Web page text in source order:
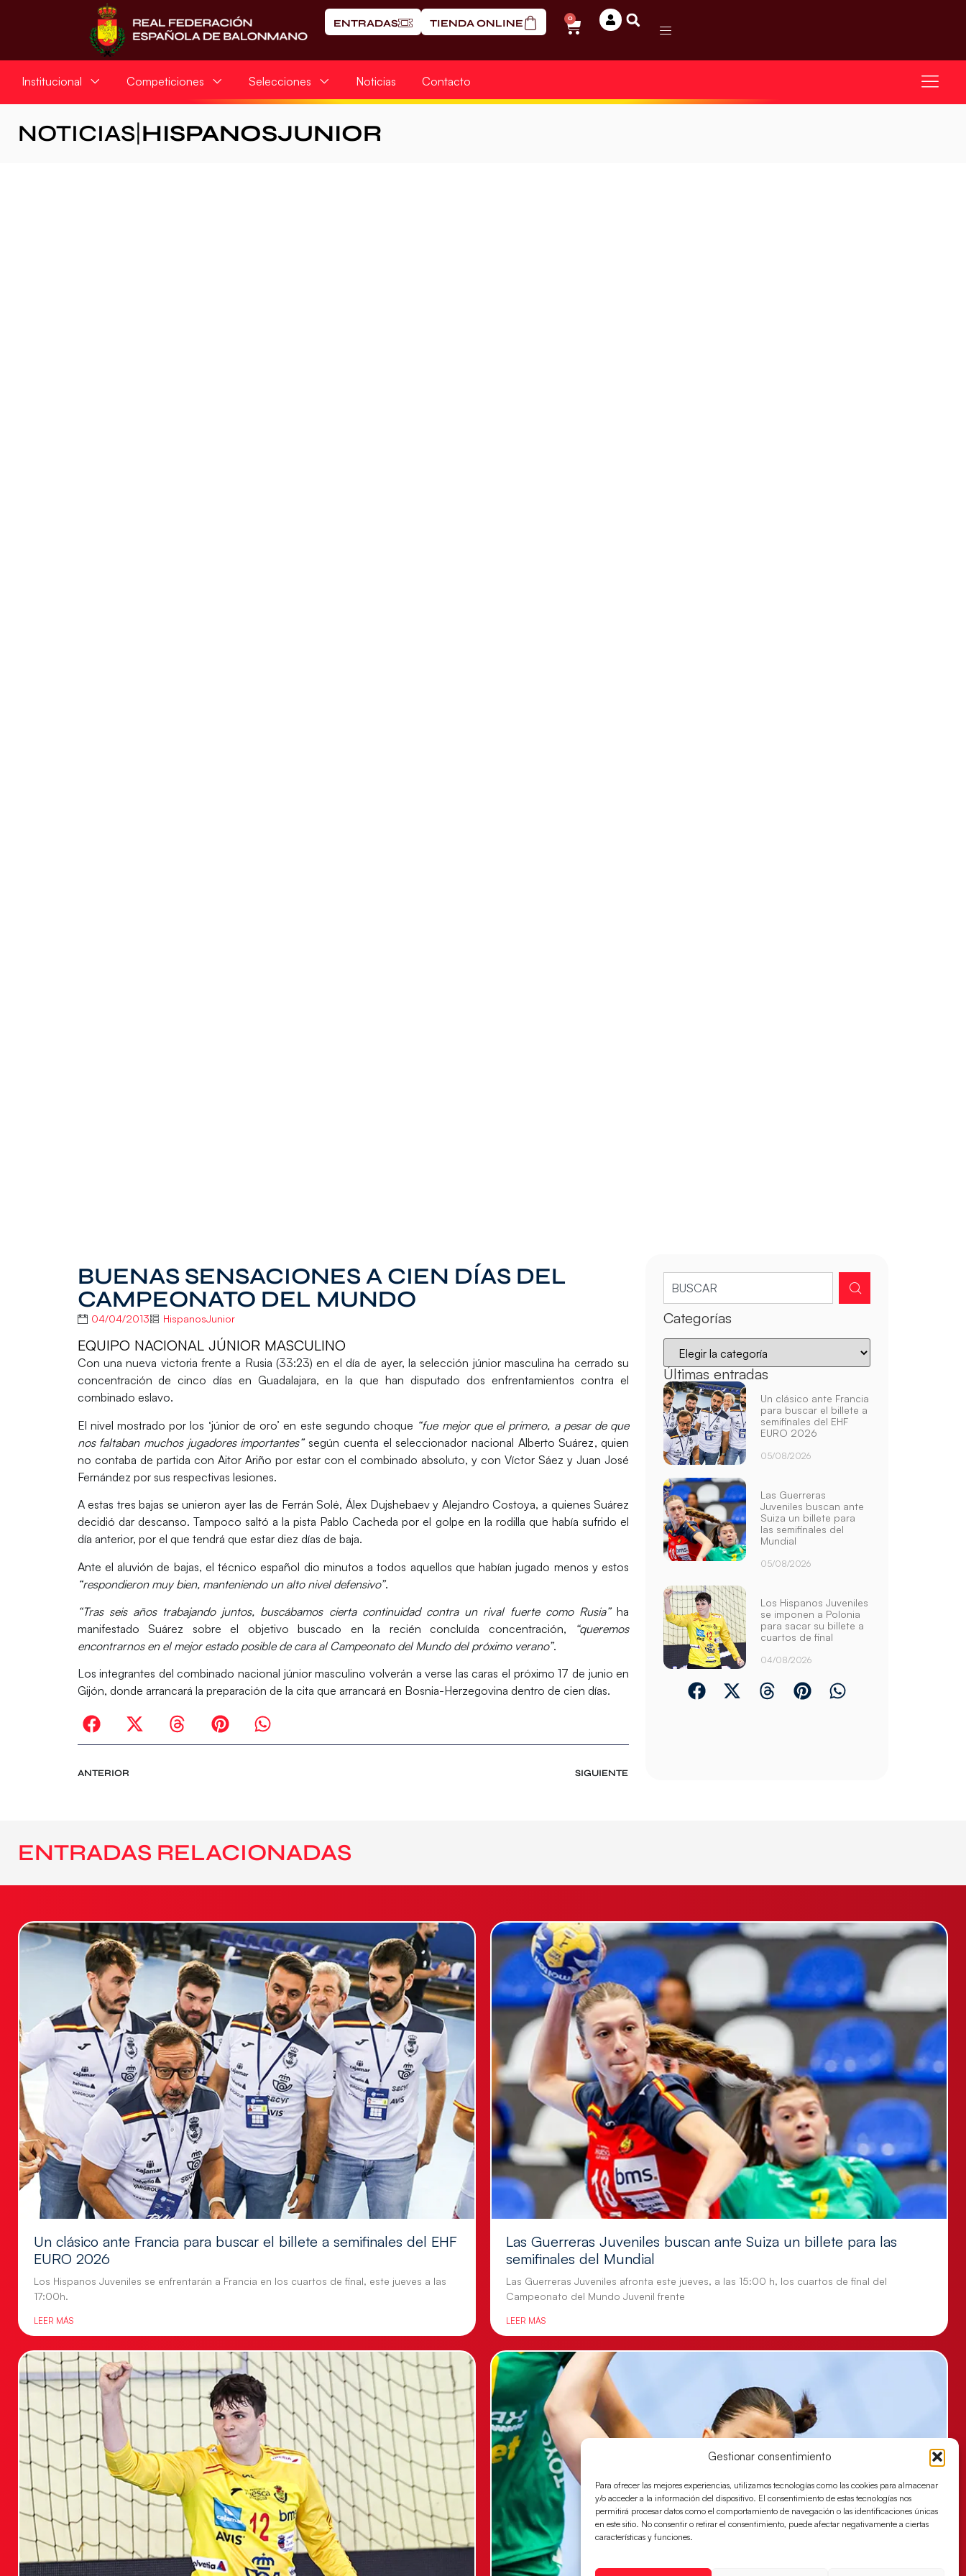
Gestionar consentimiento
Para ofrecer las mejores experiencias, utilizamos tecnologías como las cookies para almacenar
y/o acceder a la información del dispositivo. El consentimiento de estas tecnologías nos
permitirá procesar datos como el comportamiento de navegación o las identificaciones únicas
en este sitio. No consentir o retirar el consentimiento, puede afectar negativamente a ciertas
características y funciones.
ENTRADAS TIENDA ONLINE 0
Institucional Competiciones Selecciones Noticias Contacto
NOTICIAS HISPANOSJUNIOR
BUENAS SENSACIONES A CIEN DÍAS DEL
CAMPEONATO DEL MUNDO
04/04/2013 HispanosJunior
EQUIPO NACIONAL JÚNIOR MASCULINO
Con una nueva victoria frente a Rusia (33:23) en el día de ayer, la selección júnior masculina ha cerrado su
concentración de cinco días en Guadalajara, en la que han disputado dos enfrentamientos contra el
combinado eslavo.
El nivel mostrado por los ‘júnior de oro’ en este segundo choque “fue mejor que el primero, a pesar de que
nos faltaban muchos jugadores importantes”según cuenta el seleccionador nacional Alberto Suárez, quien
no contaba de partida con Aitor Ariño por estar con el combinado absoluto, y con Víctor Sáez y Juan José
Fernández por sus respectivas lesiones.
A estas tres bajas se unieron ayer las de Ferrán Solé, Álex Dujshebaev y Alejandro Costoya, a quienes Suárez
decidió dar descanso. Tampoco saltó a la pista Pablo Cacheda por el golpe en la rodilla que había sufrido el
día anterior, por el que tendrá que estar diez días de baja.
Ante el aluvión de bajas, el técnico español dio minutos a todos aquellos que habían jugado menos y estos
“respondieron muy bien, manteniendo un alto nivel defensivo”.
“Tras seis años trabajando juntos, buscábamos cierta continuidad contra un rival fuerte como Rusia”ha
manifestado Suárez sobre el objetivo buscado en la recién concluída concentración,
“queremos
encontrarnos en el mejor estado posible de cara al Campeonato del Mundo del próximo verano”.
Los integrantes del combinado nacional júnior masculino volverán a verse las caras el próximo 17 de junio en
Gijón, donde arrancará la preparación de la cita que arrancará en Bosnia-Herzegovina dentro de cien días.
ANTERIOR SIGUIENTE
Categorías
Últimas entradas
Un clásico ante Francia
para buscar el billete a
semifinales del EHF
EURO 2026
05/08/2026
Las Guerreras
Juveniles buscan ante
Suiza un billete para
las semifinales del
Mundial
05/08/2026
Los Hispanos Juveniles
se imponen a Polonia
para sacar su billete a
cuartos de final
04/08/2026
ENTRADAS RELACIONADAS
Un clásico ante Francia para buscar el billete a semifinales del EHF
EURO 2026
Los Hispanos Juveniles se enfrentarán a Francia en los cuartos de final, este jueves a las
17:00h.
LEER MÁS
Las Guerreras Juveniles buscan ante Suiza un billete para las
semifinales del Mundial
Las Guerreras Juveniles afronta este jueves, a las 15:00 h, los cuartos de final del
Campeonato del Mundo Juvenil frente
LEER MÁS